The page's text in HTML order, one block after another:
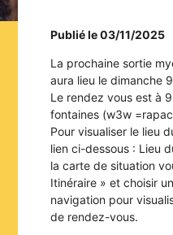
Publié le 03/11/2025
La prochaine sortie
aura lieu le dimanche
Le rendez vous est à
fontaines (w3w
Pour visualiser le lieu
lien ci-dessous : Lieu
la carte de situation
Itinéraire » et choisir
navigation pour
de rendez-vous.